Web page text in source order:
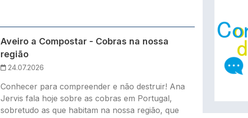
Aveiro a Compostar - Cobras na nossa
região
24.07.2026
Conhecer para compreender e não destruir! Ana
Jervis fala hoje sobre as cobras em Portugal,
sobretudo as que habitam na nossa região, que